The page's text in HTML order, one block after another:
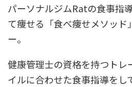
パーソナルジムRatの食事指
て痩せる「食べ痩せメソッド
ー。
健康管理士の資格を持つトレ
イルに合わせた食事指導をし